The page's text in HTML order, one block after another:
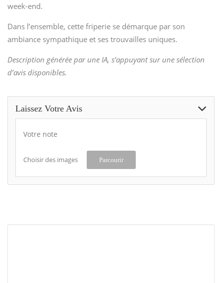
week-end.
Dans l’ensemble, cette friperie se démarque par son
ambiance sympathique et ses trouvailles uniques.
Description générée par une IA, s’appuyant sur une sélection
d’avis disponibles.
Laissez Votre Avis
Votre note
Choisir des images Parcourir